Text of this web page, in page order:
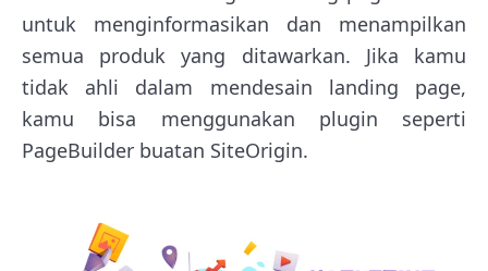
untuk menginformasikan dan menampilkan
semua produk yang ditawarkan. Jika kamu
tidak ahli dalam mendesain landing page,
kamu bisa menggunakan plugin seperti
PageBuilder buatan SiteOrigin.